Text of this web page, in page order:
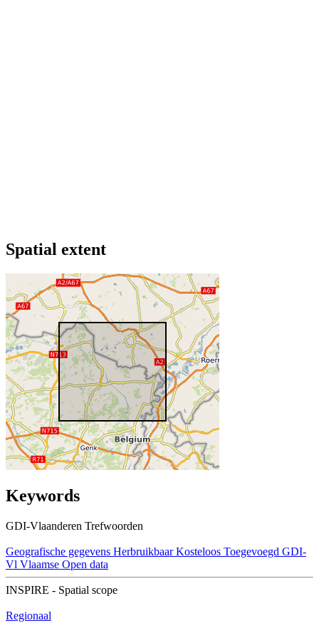
Spatial extent
Keywords
GDI-Vlaanderen Trefwoorden
Geografische gegevens Herbruikbaar Kosteloos Toegevoegd GDI-
Vl Vlaamse Open data
INSPIRE - Spatial scope
Regionaal